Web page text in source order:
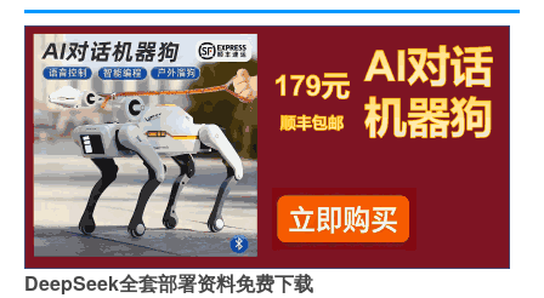
DeepSeek全套部署资料免费下载